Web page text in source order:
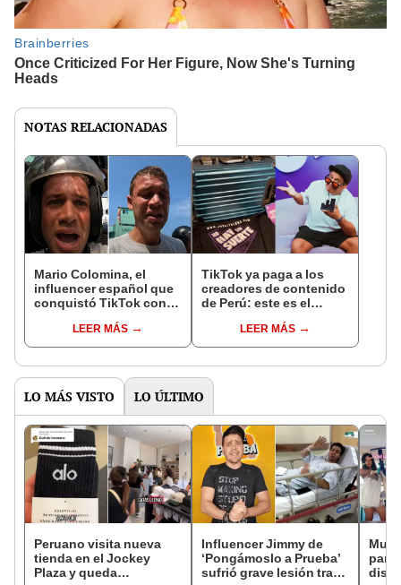
NOTAS RELACIONADAS
Mario Colomina, el
influencer español que
conquistó TikTok con
"Mi amor nació por la
gastronomía"
LEER MÁS
TikTok ya paga a los
creadores de contenido
de Perú: este es el
llegar a cobrar por 1.000
vistas
LEER MÁS
LO MÁS VISTO LO ÚLTIMO
Peruano visita nueva
tienda en el Jockey
Plaza y queda
Influencer Jimmy de
‘Pongámoslo a Prueba’
sufrió grave lesión tras
para